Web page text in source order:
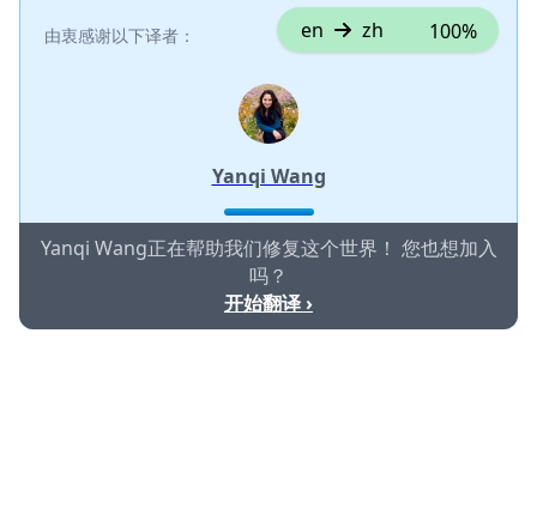
由衷感谢以下译者： en zh 100%
Yanqi Wang
Yanqi Wang正在帮助我们修复这个世界！ 您也想加入
吗？
开始翻译 ›